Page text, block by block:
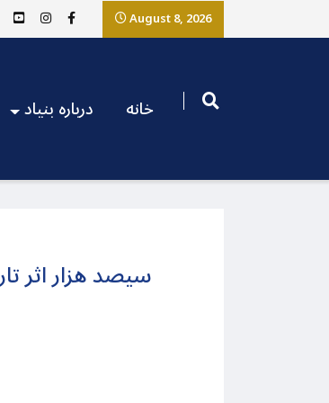
August 8, 2026
درباره بنیاد خانه
سیصد هزار اثر تاریخی